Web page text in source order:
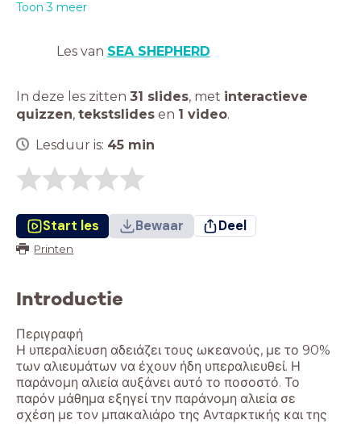
Toon 3 meer
Les van SEA SHEPHERD
In deze les zitten 31 slides, met interactieve
quizzen, tekstslides en 1 video.
Lesduur is: 45 min
Start les Bewaar Deel
Printen
Introductie
Περιγραφή
Η υπεραλίευση αδειάζει τους ωκεανούς, με το 90%
των αλιευμάτων να έχουν ήδη υπεραλιευθεί. Η
παράνομη αλιεία αυξάνει αυτό το ποσοστό. Το
παρόν μάθημα εξηγεί την παράνομη αλιεία σε
σχέση με τον μπακαλιάρο της Ανταρκτικής και της